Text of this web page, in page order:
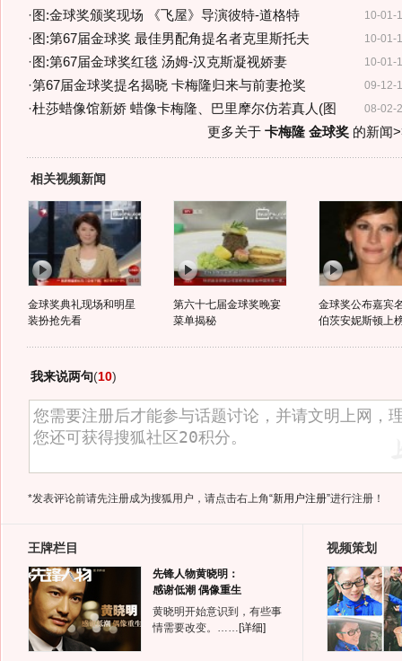
10-01-
· 图:金球奖颁奖现场 《飞屋》导演彼特-道格特
10-01-
· 图:第67届金球奖 最佳男配角提名者克里斯托夫
10-01-
· 图:第67届金球奖红毯 汤姆-汉克斯凝视娇妻
09-12-
·第67届金球奖提名揭晓 卡梅隆归来与前妻抢奖
08-02-
·杜莎蜡像馆新娇 蜡像卡梅隆、巴里摩尔仿若真人(图
更多关于 卡梅隆 金球奖的新闻
相关视频新闻
金球奖典礼现场和明星
装扮抢先看
第六十七届金球奖晚宴
菜单揭秘
金球奖公布嘉宾
伯茨安妮斯顿上
我来说两句(10)
*发表评论前请先注册成为搜狐用户，请点击右上角“新用户注册”进行注册！
王牌栏目
先锋人物黄晓明：
感谢低潮 偶像重生
黄晓明开始意识到，有些事
情需要改变。…… [详细]
视频策划